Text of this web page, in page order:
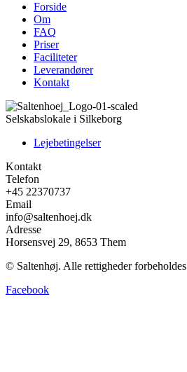
Forside
Om
FAQ
Priser
Faciliteter
Leverandører
Kontakt
Selskabslokale i Silkeborg
Lejebetingelser
Kontakt
Telefon
+45 22370737
Email
info@saltenhoej.dk
Adresse
Horsensvej 29, 8653 Them
© Saltenhøj. Alle rettigheder forbeholdes
Facebook